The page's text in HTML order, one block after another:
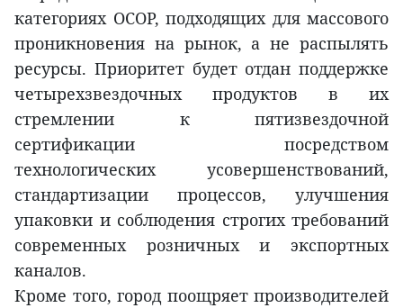
категориях OCOP, подходящих для массового
проникновения на рынок, а не распылять
ресурсы. Приоритет будет отдан поддержке
четырехзвездочных продуктов в их
стремлении к пятизвездочной
сертификации посредством
технологических усовершенствований,
стандартизации процессов, улучшения
упаковки и соблюдения строгих требований
современных розничных и экспортных
каналов.
Кроме того, город поощряет производителей